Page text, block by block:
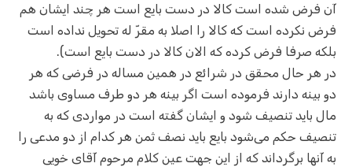
آن فرض شده است کالا در دست بایع است هر چند ایشان هم
فرض نکرده است که کالا را اصلا به مقرّ له تحویل نداده است
بلکه صرفا فرض کرده که الان کالا در دست بایع است).
در هر حال محقق در شرائع در همین مساله در فرضی که هر
دو بینه دارند فرموده است اگر بینه هر دو طرف مساوی باشد
مال باید تنصیف شود و ایشان گفته است در مواردی که به
تنصیف حکم می‌شود بایع باید نصف ثمن هر کدام از دو مدعی را
به آنها برگرداند که از این جهت عین کلام مرحوم آقای خویی